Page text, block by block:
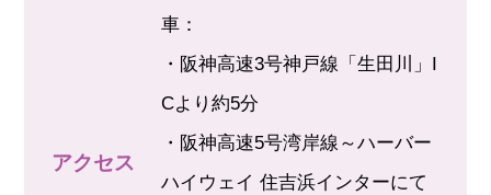
アクセス
車：
・阪神高速3号神戸線「生田川」I
Cより約5分
・阪神高速5号湾岸線～ハーバー
ハイウェイ 住吉浜インターにて